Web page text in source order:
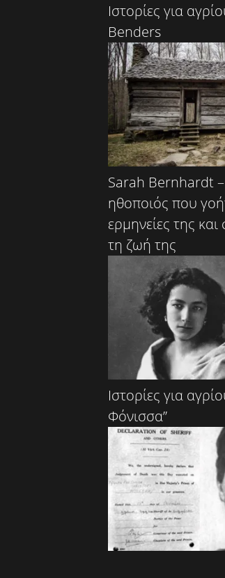
Ιστορίες για
Benders
Sarah Bernhardt
ηθοποιός που
ερμηνείες της
τη ζωή της
Ιστορίες για
Φόνισσα”